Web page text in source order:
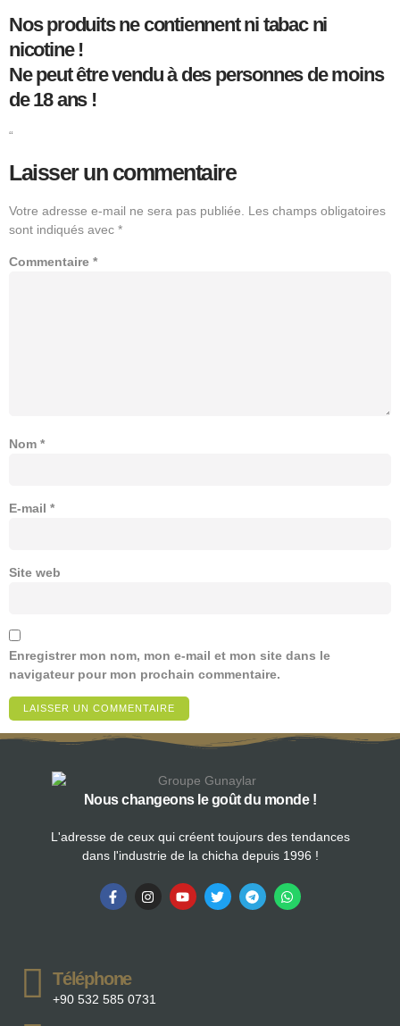
Nos produits ne contiennent ni tabac ni
nicotine !
Ne peut être vendu à des personnes de moins
de 18 ans !
“
Laisser un commentaire
Votre adresse e-mail ne sera pas publiée.
Les champs obligatoires
sont indiqués avec *
Commentaire *
Nom *
E-mail *
Site web
Enregistrer mon nom, mon e-mail et mon site dans le
navigateur pour mon prochain commentaire.
Nous changeons le goût du monde !
L'adresse de ceux qui créent toujours des tendances
dans l'industrie de la chicha depuis 1996 !
Téléphone
+90 532 585 0731